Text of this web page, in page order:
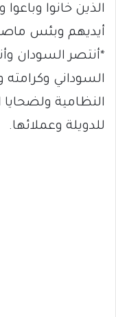
الذين خانوا
أيديهم وبئس
*أنتصر السودان
السوداني
النظامية ولضحايا
للدويلة وعملائها.